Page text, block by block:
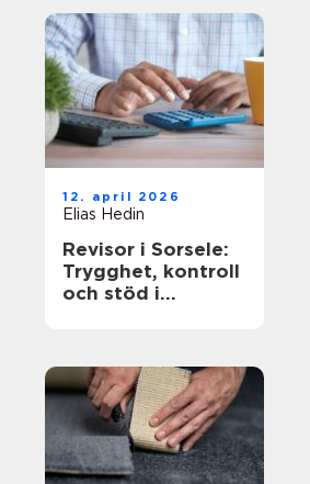
12. april 2026
Elias Hedin
Revisor i Sorsele:
Trygghet, kontroll
och stöd i